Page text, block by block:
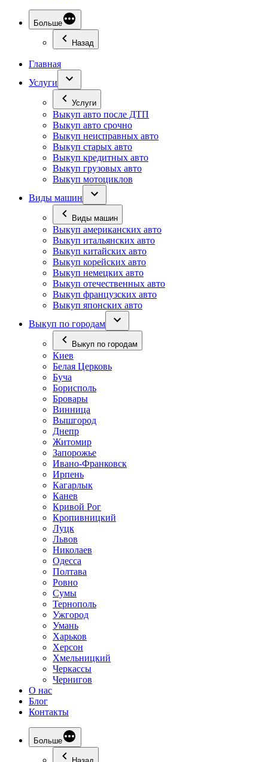
Больше
Назад
Главная
Услуги
Услуги
Выкуп авто после ДТП
Выкуп авто срочно
Выкуп неисправных авто
Выкуп старых авто
Выкуп кредитных авто
Выкуп грузовых авто
Выкуп мотоциклов
Виды машин
Виды машин
Выкуп американских авто
Выкуп итальянских авто
Выкуп китайских авто
Выкуп корейских авто
Выкуп немецких авто
Выкуп отечественных авто
Выкуп французских авто
Выкуп японских авто
Выкуп по городам
Выкуп по городам
Киев
Белая Церковь
Буча
Борисполь
Бровары
Винница
Вышгород
Днепр
Житомир
Запорожье
Ивано-Франковск
Ирпень
Кагарлык
Канев
Кривой Рог
Кропивницкий
Луцк
Львов
Николаев
Одесса
Полтава
Ровно
Сумы
Тернополь
Ужгород
Умань
Харьков
Херсон
Хмельницкий
Черкассы
Чернигов
О нас
Блог
Контакты
Больше